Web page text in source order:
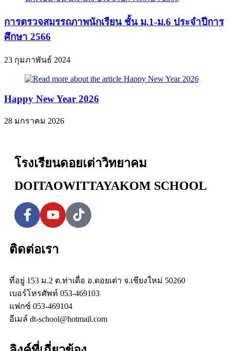
การตรวจสมรรถภาพนักเรียน ชั้น ม.1-ม.6 ประจำปีการ
ศึกษา 2566
23 กุมภาพันธ์ 2024
Happy New Year 2026
28 มกราคม 2026
โรงเรียนดอยเต่าวิทยาคม
DOITAOWITTAYAKOM SCHOOL
ติดต่อเรา
ที่อยู่ 153 ม.2 ต.ท่าเดื่อ อ.ดอยเต่า จ.เชียงใหม่ 50260
เบอร์โทรศัพท์ 053-469103
แฟกซ์ 053-469104
อีเมล์ dt-school@hotmail.com